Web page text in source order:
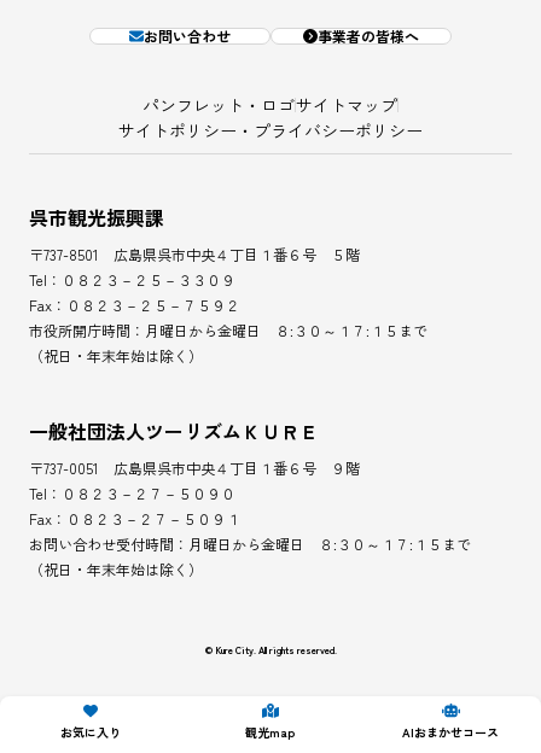
お気に入り 観光map AIおまかせコース
お問い合わせ 事業者の皆様へ
パンフレット・ロゴサイトマップ
サイトポリシー・プライバシーポリシー
呉市観光振興課
〒737-8501 広島県呉市中央４丁目１番６号 ５階
Tel：０８２３－２５－３３０９
Fax：０８２３－２５－７５９２
市役所開庁時間：月曜日から金曜日 ８:３０～１７:１５まで
（祝日・年末年始は除く）
一般社団法人ツーリズムＫＵＲＥ
〒737-0051 広島県呉市中央４丁目１番６号 ９階
Tel：０８２３－２７－５０９０
Fax：０８２３－２７－５０９１
お問い合わせ受付時間：月曜日から金曜日 ８:３０～１７:１５まで
（祝日・年末年始は除く）
© Kure City. All rights reserved.